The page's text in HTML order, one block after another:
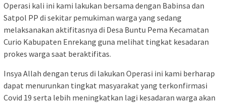
Operasi kali ini kami lakukan bersama dengan Babinsa dan
Satpol PP di sekitar pemukiman warga yang sedang
melaksanakan aktifitasnya di Desa Buntu Pema Kecamatan
Curio Kabupaten Enrekang guna melihat tingkat kesadaran
prokes warga saat beraktifitas.
Insya Allah dengan terus di lakukan Operasi ini kami berharap
dapat menurunkan tingkat masyarakat yang terkonfirmasi
Covid 19 serta lebih meningkatkan lagi kesadaran warga akan